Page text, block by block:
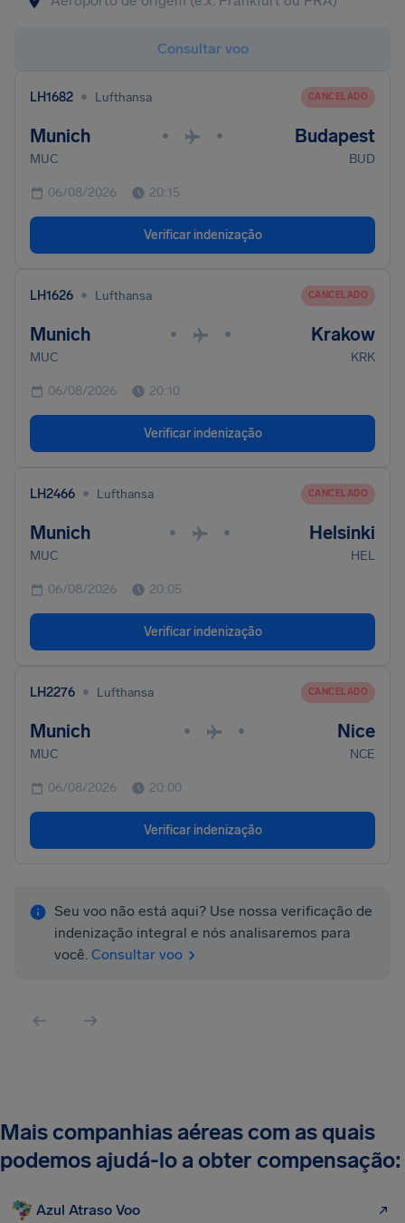
Consultar voo
LH1682 • Lufthansa CANCELADO
Munich • • Budapest
MUC BUD
06/08/2026 20:15
Verificar indenização
LH1626 • Lufthansa CANCELADO
Munich • • Krakow
MUC KRK
06/08/2026 20:10
Verificar indenização
LH2466 • Lufthansa CANCELADO
Munich • • Helsinki
MUC HEL
06/08/2026 20:05
Verificar indenização
LH2276 • Lufthansa CANCELADO
Munich • • Nice
MUC NCE
06/08/2026 20:00
Verificar indenização
Seu voo não está aqui? Use nossa verificação de
indenização integral e nós analisaremos para
você. Consultar voo
Mais companhias aéreas com as quais
podemos ajudá-lo a obter compensação:
Azul Atraso Voo